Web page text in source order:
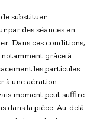
substituer
par des séances en
Dans ces conditions,
grâce à
les particules
à une aération
moment peut suffire
dans la pièce. Au-delà